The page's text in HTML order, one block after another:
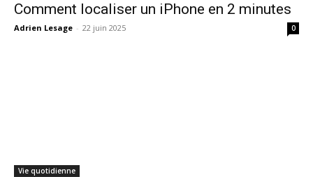
Comment localiser un iPhone en 2 minutes
Adrien Lesage - 22 juin 2025 0
Vie quotidienne